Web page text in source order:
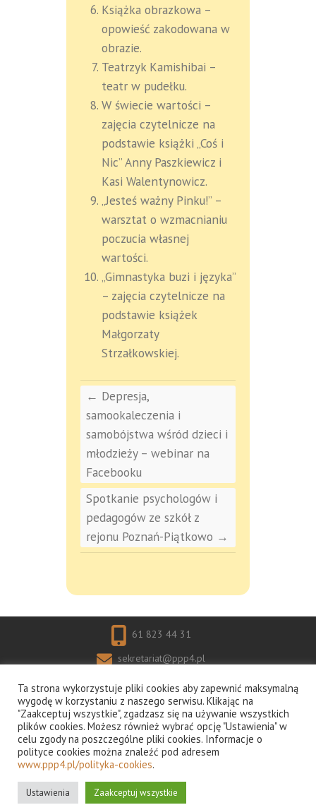
Książka obrazkowa –
opowieść zakodowana w
obrazie.
Teatrzyk Kamishibai –
teatr w pudełku.
W świecie wartości –
zajęcia czytelnicze na
podstawie książki „Coś i
Nic” Anny Paszkiewicz i
Kasi Walentynowicz.
„Jesteś ważny Pinku!” –
warsztat o wzmacnianiu
poczucia własnej
wartości.
„Gimnastyka buzi i języka”
– zajęcia czytelnicze na
podstawie książek
Małgorzaty
Strzałkowskiej.
← Depresja,
samookaleczenia i
samobójstwa wśród dzieci i
młodzieży – webinar na
Facebooku
Spotkanie psychologów i
pedagogów ze szkół z
rejonu Poznań-Piątkowo →
61 823 44 31
sekretariat@ppp4.pl
os. Bolesława Chrobrego 105 60-681
Poznań
Prawa autorskie © 2026
Psychologiczno-Pedagogiczna nr 4 w Poznaniu
Ta strona wykorzystuje pliki cookies aby zapewnić maksymalną
wygodę w korzystaniu z naszego serwisu. Klikając na
"Zaakceptuj wszystkie", zgadzasz się na używanie wszystkich
plików cookies. Możesz również wybrać opcję "Ustawienia" w
celu zgody na poszczególne pliki cookies. Informacje o
polityce cookies można znaleźć pod adresem
www.ppp4.pl/polityka-cookies.
Ustawienia Zaakceptuj wszystkie